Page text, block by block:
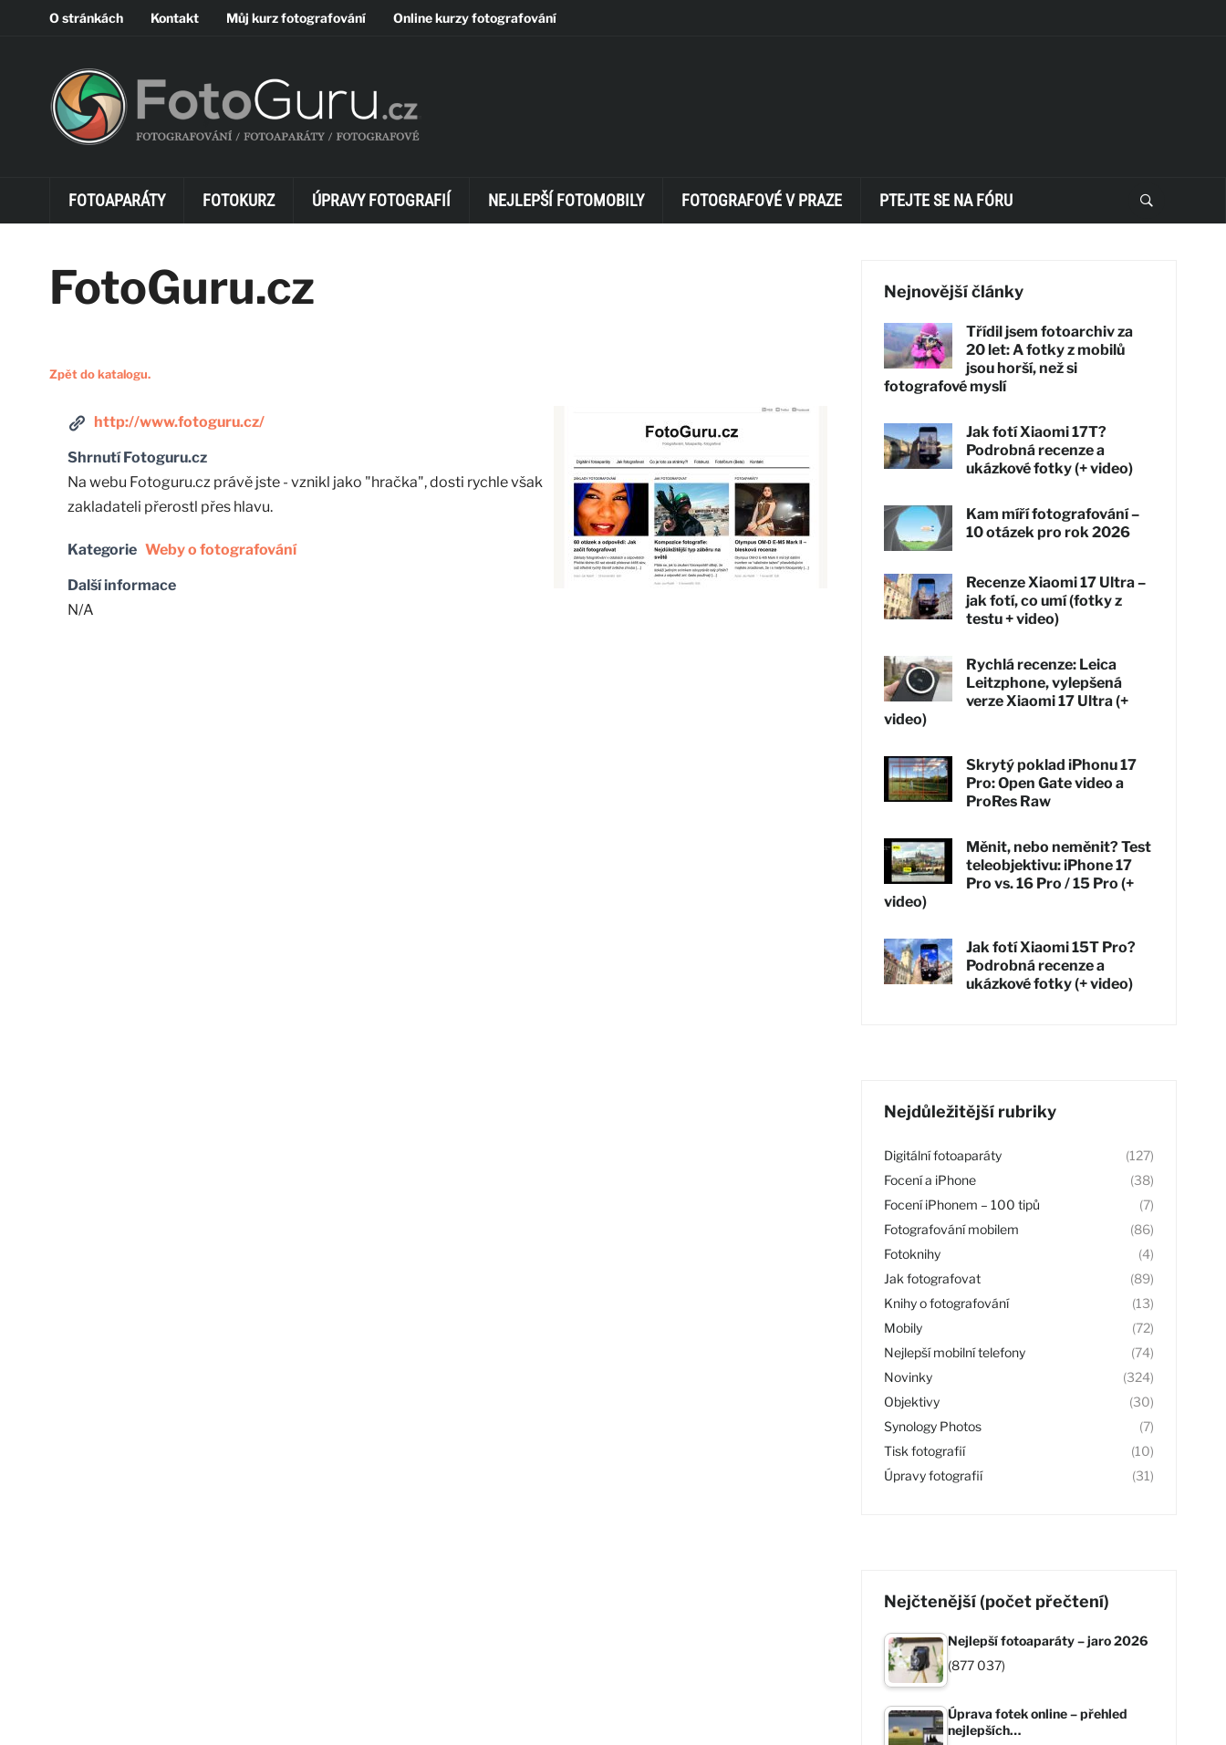
O stránkách Kontakt Můj kurz fotografování Online kurzy fotografování
FOTOAPARÁTY FOTOKURZ ÚPRAVY FOTOGRAFIÍ NEJLEPŠÍ FOTOMOBILY FOTOGRAFOVÉ V PRAZE PTEJTE SE NA FÓRU
FotoGuru.cz
Zpět do katalogu.
http://www.fotoguru.cz/
Shrnutí Fotoguru.cz
Na webu Fotoguru.cz právě jste - vznikl jako "hračka", dosti rychle však
zakladateli přerostl přes hlavu.
Kategorie Weby o fotografování
Další informace
N/A
Nejnovější články
Třídil jsem fotoarchiv za
20 let: A fotky z mobilů
jsou horší, než si
fotografové myslí
Jak fotí Xiaomi 17T?
Podrobná recenze a
ukázkové fotky (+ video)
Kam míří fotografování –
10 otázek pro rok 2026
Recenze Xiaomi 17 Ultra –
jak fotí, co umí (fotky z
testu + video)
Rychlá recenze: Leica
Leitzphone, vylepšená
verze Xiaomi 17 Ultra (+
video)
Skrytý poklad iPhonu 17
Pro: Open Gate video a
ProRes Raw
Měnit, nebo neměnit? Test
teleobjektivu: iPhone 17
Pro vs. 16 Pro / 15 Pro (+
video)
Jak fotí Xiaomi 15T Pro?
Podrobná recenze a
ukázkové fotky (+ video)
Nejdůležitější rubriky
Digitální fotoaparáty
(127)
Focení a iPhone
(38)
Focení iPhonem – 100 tipů
(7)
Fotografování mobilem
(86)
Fotoknihy
(4)
Jak fotografovat
(89)
Knihy o fotografování
(13)
Mobily
(72)
Nejlepší mobilní telefony
(74)
Novinky
(324)
Objektivy
(30)
Synology Photos
(7)
Tisk fotografií
(10)
Úpravy fotografií
(31)
Nejčtenější (počet přečtení)
Nejlepší fotoaparáty – jaro 2026
(877 037)
Úprava fotek online – přehled
nejlepších…